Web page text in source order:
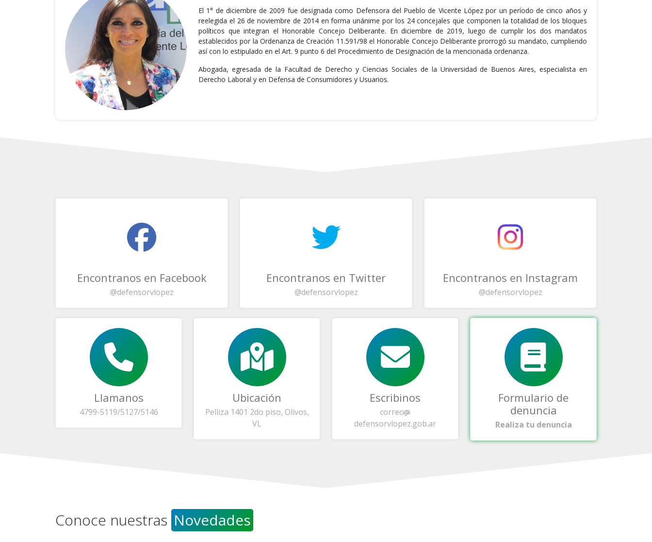
El 1° de diciembre de 2009 fue designada como Defensora del Pueblo de Vicente López por un período de cinco años y
reelegida el 26 de noviembre de 2014 en forma unánime por los 24 concejales que componen la totalidad de los bloques
políticos que integran el Honorable Concejo Deliberante. En diciembre de 2019, luego de cumplir los dos mandatos
establecidos por la Ordenanza de Creación 11.591/98 el Honorable Concejo Deliberante prorrogó su mandato, cumpliendo
así con lo estipulado en el Art. 9 punto 6 del Procedimiento de Designación de la mencionada ordenanza.
Abogada, egresada de la Facultad de Derecho y Ciencias Sociales de la Universidad de Buenos Aires, especialista en
Derecho Laboral y en Defensa de Consumidores y Usuarios.
Encontranos en Facebook
@defensorvlopez
Encontranos en Twitter
@defensorvlopez
Encontranos en Instagram
@defensorvlopez
Llamanos
4799-5119/5127/5146
Ubicación
Pelliza 1401 2do piso, Olivos,
VL
Escribinos
correo
defensorvlopez.gob.ar
Formulario de
denuncia
Realiza tu denuncia
Conoce nuestras Novedades